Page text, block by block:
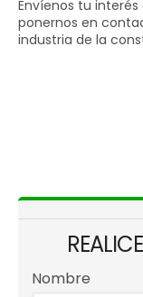
Envíenos tu interés
ponernos en
industria de la
Nombre